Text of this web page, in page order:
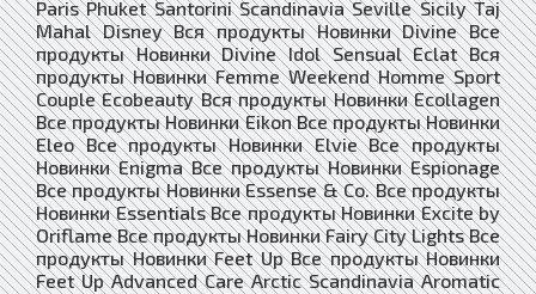
Paris Phuket Santorini Scandinavia Seville Sicily Taj
Mahal Disney Вся продукты Новинки Divine Все
продукты Новинки Divine Idol Sensual Eclat Вся
продукты Новинки Femme Weekend Homme Sport
Couple Ecobeauty Вся продукты Новинки Ecollagen
Все продукты Новинки Eikon Все продукты Новинки
Eleo Все продукты Новинки Elvie Все продукты
Новинки Enigma Все продукты Новинки Espionage
Все продукты Новинки Essense & Co. Все продукты
Новинки Essentials Все продукты Новинки Excite by
Oriflame Все продукты Новинки Fairy City Lights Все
продукты Новинки Feet Up Все продукты Новинки
Feet Up Advanced Care Arctic Scandinavia Aromatic